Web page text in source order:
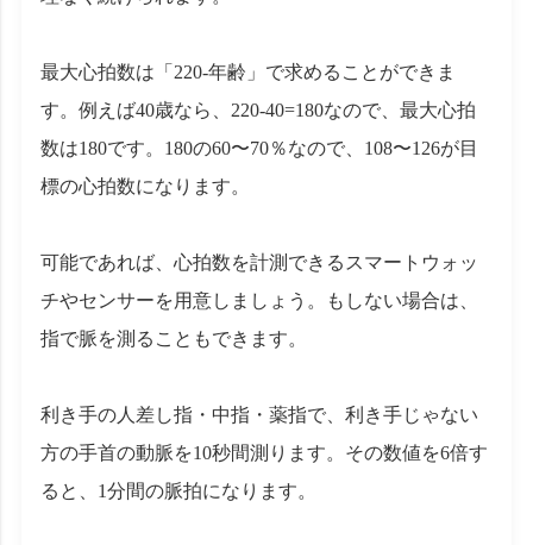
最大心拍数は「220-年齢」で求めることができま
す。例えば40歳なら、220-40=180なので、最大心拍
数は180です。180の60〜70％なので、108〜126が目
標の心拍数になります。
可能であれば、心拍数を計測できるスマートウォッ
チやセンサーを用意しましょう。もしない場合は、
指で脈を測ることもできます。
利き手の人差し指・中指・薬指で、利き手じゃない
方の手首の動脈を10秒間測ります。その数値を6倍す
ると、1分間の脈拍になります。